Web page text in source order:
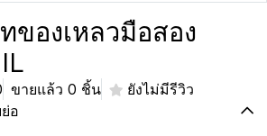
ของเหลวมือสอง
ขายแล้ว 0 ชิ้น
ยังไม่มีรีวิว
อ